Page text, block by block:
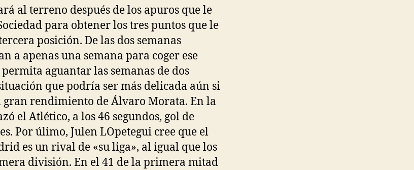
al terreno después de los apuros que le
para obtener los tres puntos que le
posición. De las dos semanas
a apenas una semana para coger ese
aguantar las semanas de dos
que podría ser más delicada aún si
rendimiento de Álvaro Morata. En la
el Atlético, a los 46 segundos, gol de
Por úlimo, Julen LOpetegui cree que el
es un rival de «su liga», al igual que los
división. En el 41 de la primera mitad